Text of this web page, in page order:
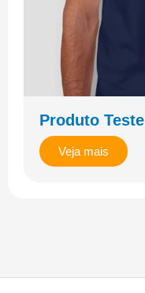
Produto Teste
Veja mais